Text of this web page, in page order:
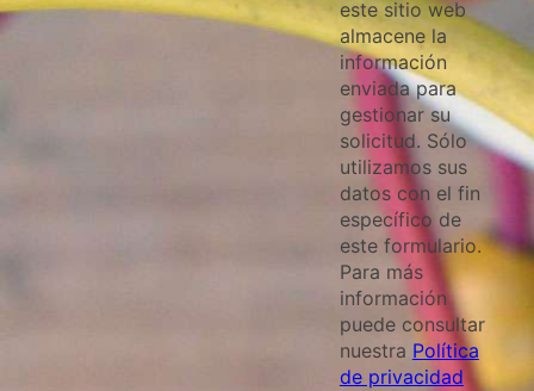
este sitio web
almacene la
información
enviada para
gestionar su
solicitud. Sólo
utilizamos sus
datos con el fin
específico de
este formulario.
Para más
información
puede consultar
nuestra Política
de privacidad